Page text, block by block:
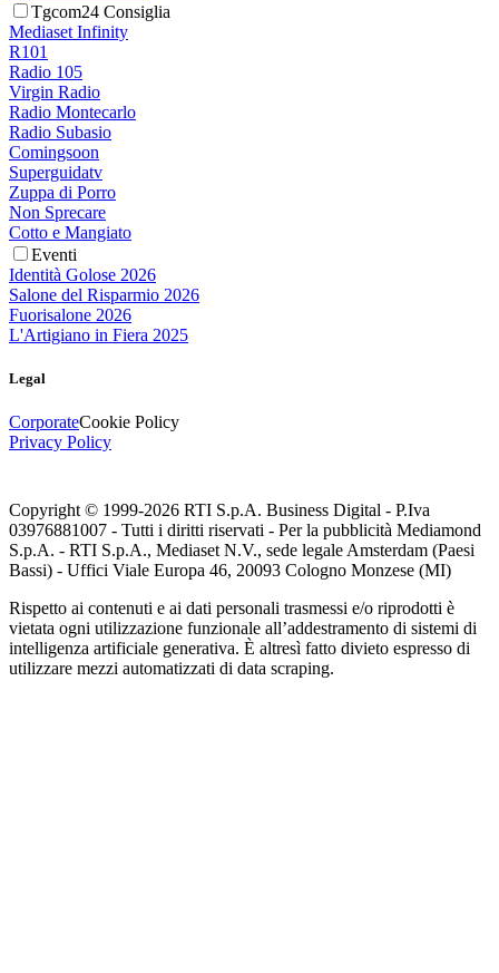
Tgcom24 Consiglia
Mediaset Infinity
R101
Radio 105
Virgin Radio
Radio Montecarlo
Radio Subasio
Comingsoon
Superguidatv
Zuppa di Porro
Non Sprecare
Cotto e Mangiato
Eventi
Identità Golose 2026
Salone del Risparmio 2026
Fuorisalone 2026
L'Artigiano in Fiera 2025
Legal
CorporateCookie Policy
Privacy Policy
Copyright © 1999-2026 RTI S.p.A. Business Digital - P.Iva
03976881007 - Tutti i diritti riservati - Per la pubblicità Mediamond
S.p.A. - RTI S.p.A., Mediaset N.V., sede legale Amsterdam (Paesi
Bassi) - Uffici Viale Europa 46, 20093 Cologno Monzese (MI)
Rispetto ai contenuti e ai dati personali trasmessi e/o riprodotti è
vietata ogni utilizzazione funzionale all’addestramento di sistemi di
intelligenza artificiale generativa. È altresì fatto divieto espresso di
utilizzare mezzi automatizzati di data scraping.